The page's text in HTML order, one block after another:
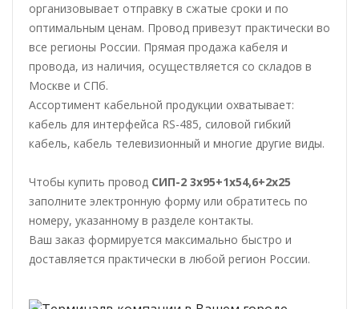
организовывает отправку в сжатые сроки и по
оптимальным ценам. Провод привезут практически во
все регионы России. Прямая продажа кабеля и
провода, из наличия, осуществляется со складов в
Москве и СПб.
Ассортимент кабельной продукции охватывает:
кабель для интерфейса RS-485, силовой гибкий
кабель, кабель телевизионный и многие другие виды.
Чтобы купить провод СИП-2 3х95+1х54,6+2х25
заполните электронную форму или обратитесь по
номеру, указанному в разделе контакты.
Ваш заказ формируется максимально быстро и
доставляется практически в любой регион России.